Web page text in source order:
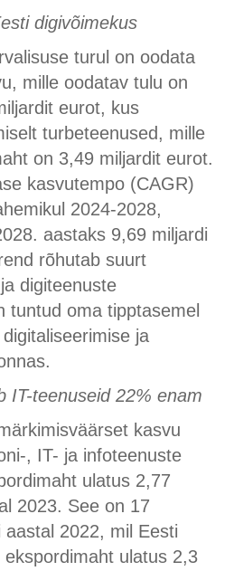
digivõimekus
turul on oodata
mille oodatav tulu on
eurot, kus
turbeteenused, mille
on 3,49 miljardit eurot.
kasvutempo (CAGR)
2024-2028,
aastaks 9,69 miljardi
rõhutab suurt
digiteenuste
tuntud oma tipptasemel
ja
IT-teenuseid22% enam
kasvu
, IT- ja infoteenuste
ulatus 2,77
2023. See on 17
2022, mil Eesti
ulatus 2,3